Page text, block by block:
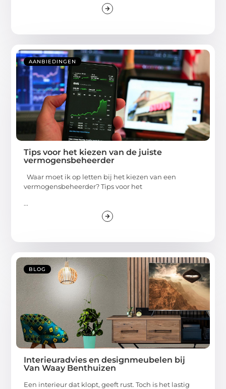
AANBIEDINGEN
Tips voor het kiezen van de juiste
vermogensbeheerder
Waar moet ik op letten bij het kiezen van een
vermogensbeheerder? Tips voor het
...
BLOG
Interieuradvies en designmeubelen bij
Van Waay Benthuizen
Een interieur dat klopt, geeft rust. Toch is het lastig